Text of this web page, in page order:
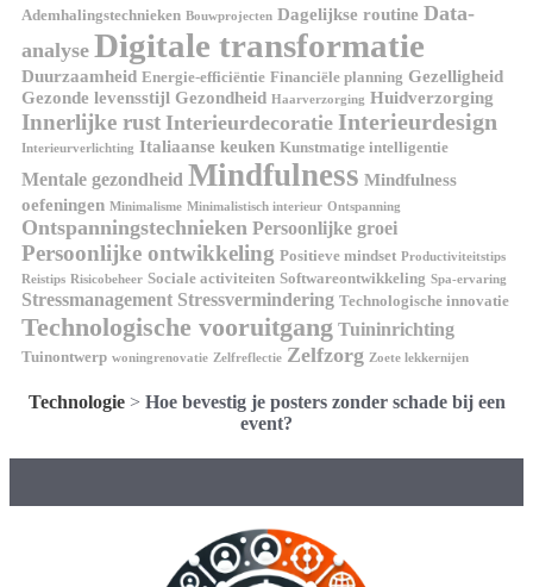
Ademhalingstechnieken Bouwprojecten Dagelijkse routine Data-
analyse Digitale transformatie
Duurzaamheid Energie-efficiëntie Financiële planning Gezelligheid
Gezonde levensstijl Gezondheid Haarverzorging Huidverzorging
Innerlijke rust Interieurdecoratie Interieurdesign
Interieurverlichting Italiaanse keuken Kunstmatige intelligentie
Mentale gezondheid Mindfulness Mindfulness
oefeningen Minimalisme Minimalistisch interieur Ontspanning
Ontspanningstechnieken Persoonlijke groei
Persoonlijke ontwikkeling Positieve mindset Productiviteitstips
Reistips Risicobeheer Sociale activiteiten Softwareontwikkeling Spa-ervaring
Stressmanagement Stressvermindering Technologische innovatie
Technologische vooruitgang Tuininrichting
Tuinontwerp woningrenovatie Zelfreflectie Zelfzorg Zoete lekkernijen
Technologie> Hoe bevestig je posters zonder schade bij een
event?